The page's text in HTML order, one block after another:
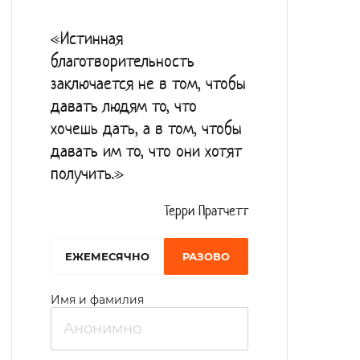
лечебной физкультуры, в котором с
помощью спортивного инвентаря и
адаптивного оборудования инструктор по
АФК проводит занятия.
Предоставляется 4-разовое питание,
включая диетическое.
Психологической адаптацией, социальной
обучением и воспитанием занимаются
специалисты по социальной работе,
психолог, инструктор по трудовой терапии.
Функционирует творческая мастерская, в
«Истинная
благотворительность
заключается не в том, чтобы
давать людям то, что
хочешь дать, а в том, чтобы
давать им то, что они хотят
получить.»
Терри Пратчетт
EЖЕМЕСЯЧНО РАЗОВО
Имя и фамилия